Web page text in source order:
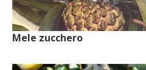
Mele zucchero